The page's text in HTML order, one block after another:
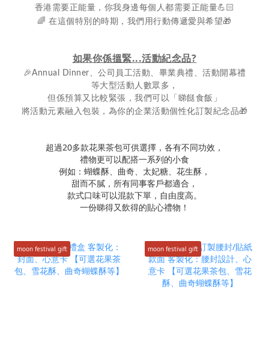
香港需要正能量，你我身邊每個人都需要正能量💪🏻
🌈 在這個特別的時期，我們用行動傳遞愛與希望🎁
如果你係搵緊...活動紀念品?
🎉Annual Dinner、公司員工活動、畢業典禮、活動開幕禮
等大型活動人數眾多，
但係預算又比較緊張，我們可以「睇餸食飯」
將活動元素融入包裝，為你的企業活動個性化訂製紀念品🎁
超過20多款花果茶包可供選擇，各有不同功效，
禮物更可以配搭一系列的小食
例如：蝴蝶酥、曲奇、太妃糖、花生酥，
甜而不膩，所有同事客戶都適合，
款式口味可以混款下單，自由度高。
一份睇得又飲得的貼心禮物！
moon festival gift moon festival gift